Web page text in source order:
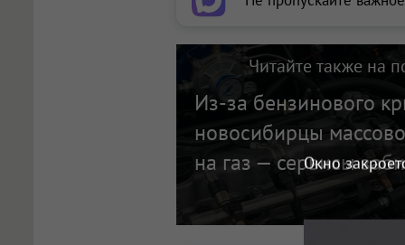
Читайте также на
Из-за бензинового
новосибирцы
на газ — сервисы
Окно